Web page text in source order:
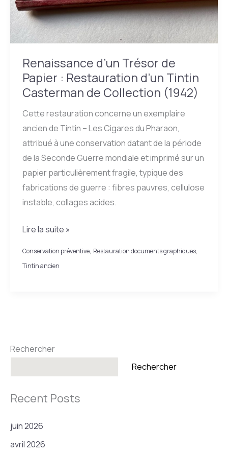
Renaissance d’un Trésor de
Papier : Restauration d’un Tintin
Casterman de Collection (1942)
Cette restauration concerne un exemplaire
ancien de Tintin – Les Cigares du Pharaon,
attribué à une conservation datant de la période
de la Seconde Guerre mondiale et imprimé sur un
papier particulièrement fragile, typique des
fabrications de guerre : fibres pauvres, cellulose
instable, collages acides.
Renaissance
Tintin
de
Collection
(1942)
Lire la suite »
Conservation préventive, Restauration documents graphiques,
Tintin ancien
Rechercher
Rechercher
Recent Posts
juin 2026
avril 2026